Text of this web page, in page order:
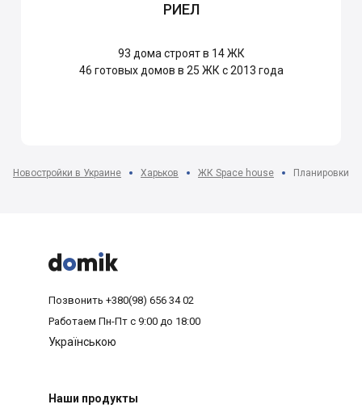
РИЕЛ
93 дома строят в 14 ЖК
46 готовых домов в 25 ЖК с 2013 года
Новостройки в Украине Харьков ЖК Space house Планировки



Позвонить +380(98) 656 34 02
Работаем Пн-Пт с 9:00 до 18:00
Українською
Наши продукты